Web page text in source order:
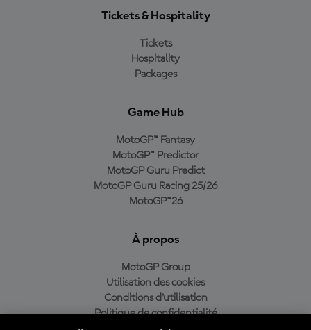
Tickets & Hospitality
Tickets
Hospitality
Packages
Game Hub
MotoGP™ Fantasy
MotoGP™ Predictor
MotoGP Guru Predict
MotoGP Guru Racing 25/26
MotoGP™26
À propos
MotoGP Group
Utilisation des cookies
Conditions d'utilisation
Politique de confidentialité